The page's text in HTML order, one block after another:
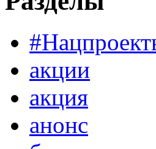
акции
акция
анонс